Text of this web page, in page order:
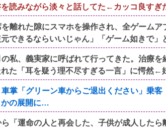
を読みながら淡々と話してた←カッコ良すぎ
離れた隙にスマホを操作され、全ゲーム
できるならいいじゃん」「ゲーム如きで」
私、義実家に呼ばれて行ってきた。治療
れた「耳を疑う理不尽すぎる一言」に愕然←
車掌「グリーン車からご退出ください」乗
かの展開に…
「運命の人と再会した、子供が成人した